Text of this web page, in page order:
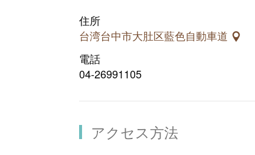
住所
台湾台中市大肚区藍色自動車道
電話
04-26991105
アクセス方法